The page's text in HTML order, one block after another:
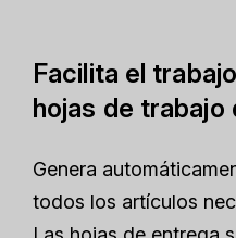
Facilita el
hojas de trabajo
Genera
todos los artículos